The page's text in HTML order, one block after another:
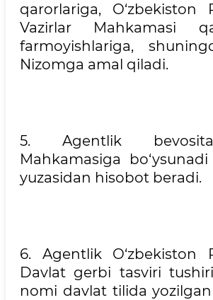
qarorlariga, O‘zbekiston
Vazirlar Mahkamasi
farmoyishlariga,
Nizomga amal qiladi.
5. Agentlik
Mahkamasiga
yuzasidan hisobot beradi.
6. Agentlik O‘zbekiston
Davlat gerbi tasviri
nomi davlat tilida